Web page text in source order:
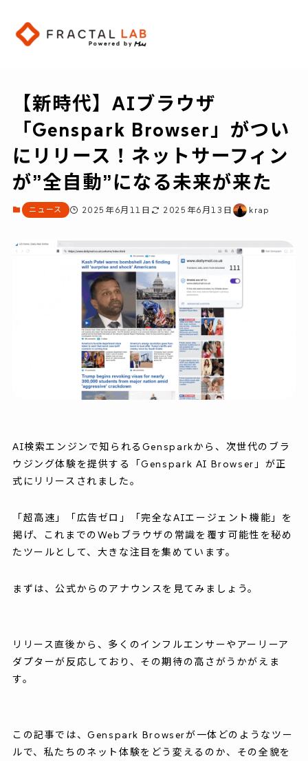
【新時代】AIブラウザ
「Genspark Browser」がつい
にリリース！ネットサーフィン
が”全自動”になる未来が来た
ニュース 2025年6月11日 2025年6月13日 krap
AI検索エンジンで知られるGensparkから、次世代のブラ
ウジング体験を提供する「Genspark AI Browser」が正
式にリリースされました。
「超高速」「広告ゼロ」「完全なAIエージェント機能」を
掲げ、これまでのWebブラウザの常識を覆す可能性を秘め
たツールとして、大きな注目を集めています。
まずは、公式からのアナウンスを見てみましょう。
リリース直後から、多くのインフルエンサーやアーリーア
ダプターが反応しており、その期待の高さがうかがえま
す。
この記事では、Genspark Browserが一体どのようなツー
ルで、私たちのネット体験をどう変えるのか、その全貌を